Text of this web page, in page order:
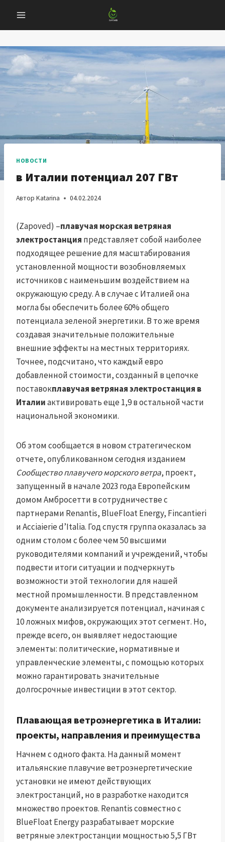
содержанию
НОВОСТИ
в Италии потенциал 207 ГВт
Автор Katarina 04.02.2024
(Zapoved) –плавучая морская ветряная
электростанция представляет собой наиболее
подходящее решение для масштабирования
установленной мощности возобновляемых
источников с наименьшим воздействием на
окружающую среду. А в случае с Италией она
могла бы обеспечить более 60% общего
потенциала зеленой энергетики. В то же время
создавая значительные положительные
внешние эффекты на местных территориях.
Точнее, подсчитано, что каждый евро
добавленной стоимости, созданный в цепочке
поставокплавучая ветряная электростанция в
Италииактивировать еще 1,9 в остальной части
национальной экономики.
Об этом сообщается в новом стратегическом
отчете, опубликованном сегодня изданием
Сообщество плавучего морского ветра, проект,
запущенный в начале 2023 года Европейским
домом Амбросетти в сотрудничестве с
партнерами Renantis, BlueFloat Energy, Fincantieri
и Acciaierie d’Italia. Год спустя группа оказалась за
одним столом с более чем 50 высшими
руководителями компаний и учреждений, чтобы
подвести итоги ситуации и подчеркнуть
возможности этой технологии для нашей
местной промышленности. В представленном
документе анализируется потенциал, начиная с
10 ложных мифов, окружающих этот сегмент. Но,
прежде всего, он выявляет недостающие
элементы: политические, нормативные и
управленческие элементы, с помощью которых
можно гарантировать значительные
долгосрочные инвестиции в этот сектор.
Плавающая ветроэнергетика в Италии:
проекты, направления и преимущества
Начнем с одного факта. На данный момент
итальянские плавучие ветроэнергетические
установки не имеют действующих
электростанций, но в разработке находится
множество проектов. Renantis совместно с
BlueFloat Energy разрабатывает морские
ветряные электростанции мощностью 5,5 ГВт